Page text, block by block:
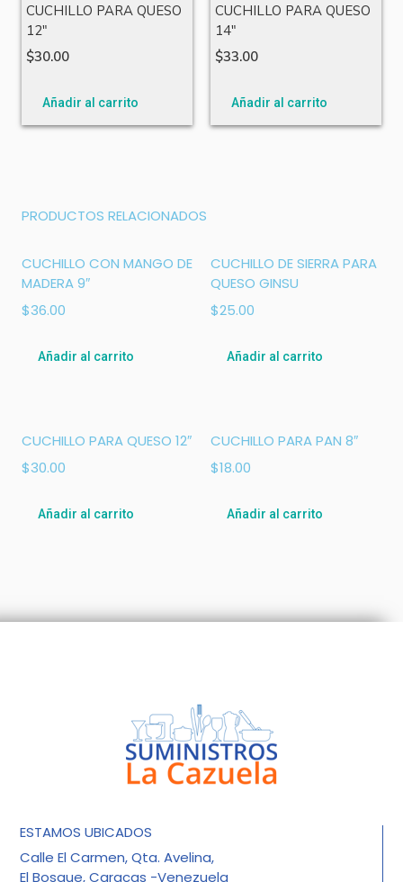
CUCHILLO PARA QUESO
12″
$30.00
Añadir al carrito
CUCHILLO PARA QUESO
14″
$33.00
Añadir al carrito
PRODUCTOS RELACIONADOS
CUCHILLO CON MANGO DE
MADERA 9″
$36.00
Añadir al carrito
CUCHILLO DE SIERRA PARA
QUESO GINSU
$25.00
Añadir al carrito
CUCHILLO PARA QUESO 12″
$30.00
Añadir al carrito
CUCHILLO PARA PAN 8″
$18.00
Añadir al carrito
ESTAMOS UBICADOS
Calle El Carmen, Qta. Avelina,
El Bosque, Caracas -Venezuela